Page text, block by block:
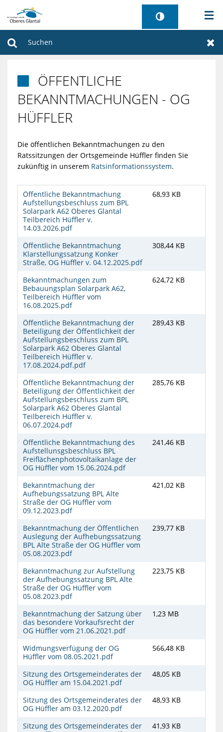
AKTUELLES
WIRTSCHAFT
VERWALTUNG
GEMEINDEN
TOURISMUS
SANIERUNG FREIBAD
ÖFFENTLICHE
BEKANNTMACHUNGEN - OG
HÜFFLER
Die öffentlichen Bekanntmachungen zu den
Ratssitzungen der Ortsgemeinde Hüffler finden Sie
zukünftig in unserem Ratsinformationssystem.
Öffentliche Bekanntmachung
Aufstellungsbeschluss zum BPL
Solarpark A62 Oberes Glantal
Teilbereich Hüffler v.
14.03.2026.pdf
68,93 KB
Öffentliche Bekanntmachung
Klarstellungssatzung Konker
Straße, OG Hüffler v. 04.12.2025.pdf
308,44 KB
Bekanntmachungen zum
Bebauungsplan Solarpark A62,
Teilbereich Hüffler vom
16.08.2025.pdf
624,72 KB
Öffentliche Bekanntmachung der
Beteiligung der Öffentlichkeit der
Aufstellungsbeschluss zum BPL
Solarpark A62 Oberes Glantal
Teilbereich Hüffler v.
17.08.2024.pdf.pdf
289,43 KB
Öffentliche Bekanntmachung der
Beteiligung der Öffentlichkeit der
Aufstellungsbeschluss zum BPL
Solarpark A62 Oberes Glantal
Teilbereich Hüffler v.
06.07.2024.pdf
285,76 KB
Öffentliche Bekanntmachung des
Aufstellunsgsbeschluss BPL
Freiflächenphotovoltaikanlage der
OG Hüffler vom 15.06.2024.pdf
241,46 KB
Bekanntmachung der
Aufhebungssatzung BPL Alte
Straße der OG Hüffler vom
09.12.2023.pdf
421,02 KB
Bekanntmachung der Öffentlichen
Auslegung der Aufhebungssatzung
BPL Alte Straße der OG Hüffler vom
05.08.2023.pdf
239,77 KB
Bekanntmachung zur Aufstellung
der Aufhebungssatzung BPL Alte
Straße der OG Hüffler vom
05.08.2023.pdf
223,75 KB
Bekanntmachung der Satzung über
das besondere Vorkaufsrecht der
OG Hüffler vom 21.06.2021.pdf
1,23 MB
Widmungsverfügung der OG
Hüffler vom 08.05.2021.pdf
566,48 KB
Sitzung des Ortsgemeinderates der
OG Hüffler am 15.04.2021.pdf
48,05 KB
Sitzung des Ortsgemeinderates der
OG Hüffler am 03.12.2020.pdf
48,93 KB
Sitzung des Ortsgemeinderates der
41,93 KB